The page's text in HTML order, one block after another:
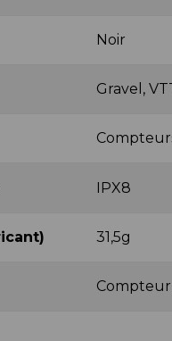
Noir
Gravel,
IPX8
31,5g